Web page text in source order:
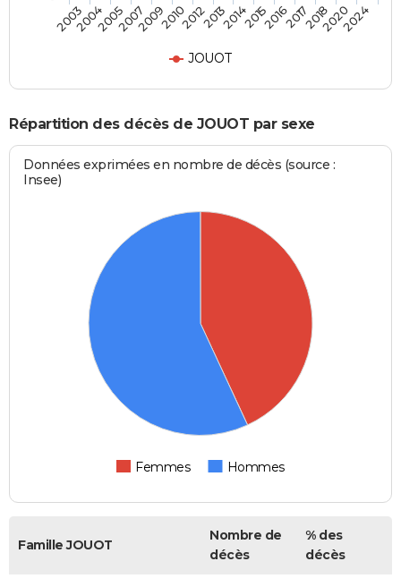
JOUOT
200320042005200720092010201220132014201520162017201820202024
Répartition des décès de JOUOT par sexe
Données exprimées en nombre de décès (source :
Insee)
Femmes Hommes
Famille JOUOT
Nombre de
décès
% des
décès